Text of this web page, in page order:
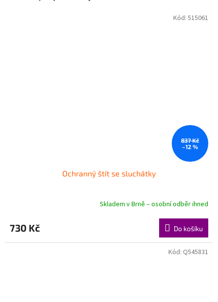
837 Kč
–12 %
Ochranný štít se sluchátky
Skladem v Brně – osobní odběr ihned
730 Kč Do košíku
Kód: 515061
Kód: Q545831